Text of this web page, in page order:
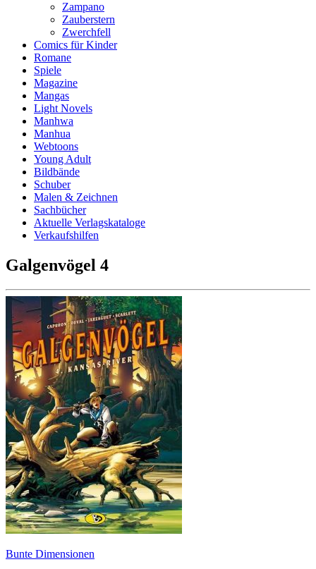
Zampano
Zauberstern
Zwerchfell
Comics für Kinder
Romane
Spiele
Magazine
Mangas
Light Novels
Manhwa
Manhua
Webtoons
Young Adult
Bildbände
Schuber
Malen & Zeichnen
Sachbücher
Aktuelle Verlagskataloge
Verkaufshilfen
Galgenvögel 4
Bunte Dimensionen